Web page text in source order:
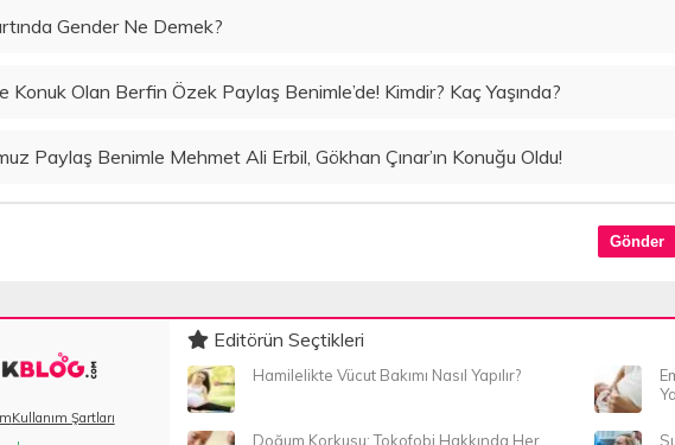
Gender Ne Demek?
Konuk Olan Berfin Özek Paylaş Benimle’de! Kimdir? Kaç Yaşında?
Paylaş Benimle Mehmet Ali Erbil, Gökhan Çınar’ın Konuğu Oldu!
Kullanım Şartları
Editörün Seçtikleri
Hamilelikte Vücut Bakımı Nasıl Yapılır?
Doğum Korkusu: Tokofobi Hakkında Her